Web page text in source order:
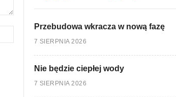
Przebudowa wkracza w nową fazę
7 SIERPNIA 2026
Nie będzie ciepłej wody
7 SIERPNIA 2026